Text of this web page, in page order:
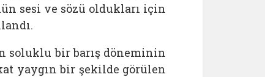
sesi ve sözü oldukları için
soluklu bir barış döneminin
yaygın bir şekilde görülen